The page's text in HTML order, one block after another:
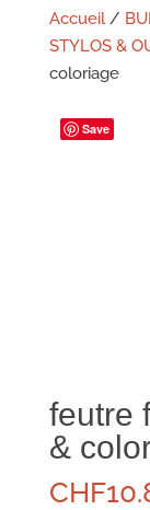
Accueil/
STYLOS &
coloriage
Save
feutre
&
CHF